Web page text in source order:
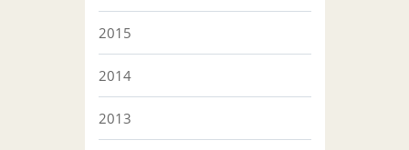
2015
2014
2013